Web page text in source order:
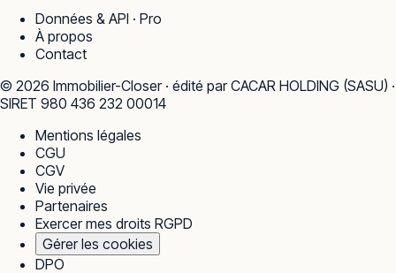
Données & API · Pro
À propos
Contact
© 2026 Immobilier-Closer · édité par CACAR HOLDING (SASU) ·
SIRET 980 436 232 00014
Mentions légales
CGU
CGV
Vie privée
Partenaires
Exercer mes droits RGPD
Gérer les cookies
DPO